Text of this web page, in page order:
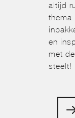
altijd
en
met
steelt!